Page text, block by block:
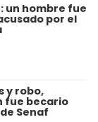
un hombre fue
por el
y robo,
fue becario
Senaf